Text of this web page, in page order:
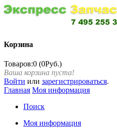
Корзина
Товаров:0 (0Руб.)
Ваша корзина пуста!
Войти или зарегистрироваться.
Главная Моя информация
Поиск
Моя информация